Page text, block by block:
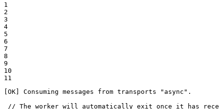
1
2
3
4
5
6
7
8
9
10
11
[OK] Consuming messages from transports "async".
// The worker will automatically exit once it has